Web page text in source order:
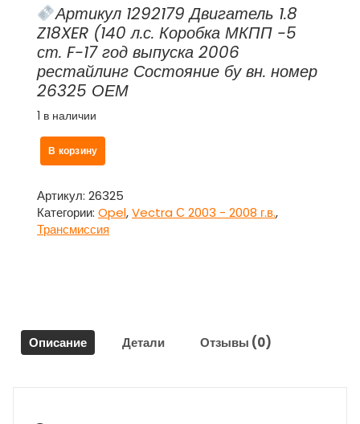
Артикул 1292179 Двигатель 1.8
Z18XER (140 л.с. Коробка МКПП -5
ст. F-17 год выпуска 2006
рестайлинг Состояние бу вн. номер
26325 ОЕМ
1 в наличии
Количество
товара
сцепления
главный
для
Vectra
С
В корзину
Артикул: 26325
Категории: Opel,Vectra С 2003 - 2008 г.в.,
Трансмиссия
Описание Детали Отзывы (0)